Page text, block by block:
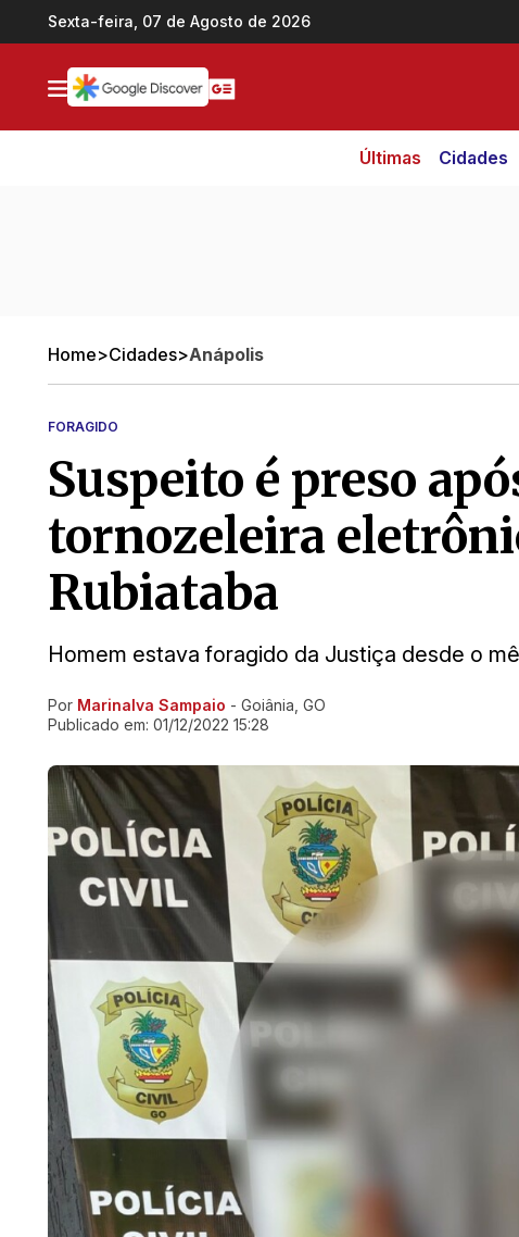
Ir direto pro conteúdo
Sexta-feira, 07 de Agosto de 2026
Últimas Cidades
Home>Cidades>Anápolis
FORAGIDO
Suspeito é preso
tornozeleira
Rubiataba
Homem estava foragido da Justiça desde o
Ir direto pra matéria
Por Marinalva Sampaio - Goiânia, GO
Publicado em: 01/12/2022 15:28